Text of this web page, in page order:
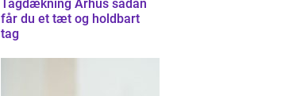
Tagdækning Århus sådan
får du et tæt og holdbart
tag